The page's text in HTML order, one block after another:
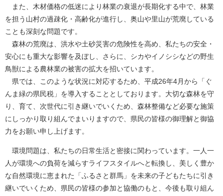
また、木材価格の低迷により林業の衰退が長期化する中で、林業
を担う山村の過疎化・高齢化が進行し、奥山や里山が荒廃している
ことも深刻な問題です。
森林の荒廃は、洪水や土砂災害の危険性を高め、私たちの安全・
安心にも重大な影響を及ぼし、さらに、シカやイノシシなどの野生
鳥獣による農林業の被害の拡大を招いています。
県では、このような状況に対応するため、平成26年4月から「ぐ
んま緑の県民税」を導入することとしております。大切な森林を守
り、育て、次世代に引き継いでいくため、森林整備など必要な施策
にしっかり取り組んでまいりますので、県民の皆様の御理解と御協
力をお願い申し上げます。
環境問題は、私たちの日常生活と密接に関わっています。一人一
人が環境への負荷を減らすライフスタイルへと転換し、美しく豊か
な自然環境に恵まれた「ふるさと群馬」を未来の子どもたちに引き
継いでいくため、県民の皆様の参加と協働のもと、今後も取り組ん